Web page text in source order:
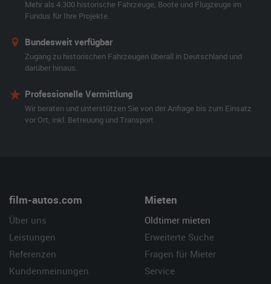
Mehr als 4.300 historische Fahrzeuge, Boote und Flugzeuge im
Fundus für Ihre Projekte.
Bundesweit verfügbar
Zugang zu historischen Fahrzeugen überall in Deutschland und
darüber hinaus.
Professionelle Vermittlung
Wir beraten und unterstützen Sie von der Anfrage bis zum Einsatz
vor Ort, inkl. Betreuung und Transport.
film-autos.com
Über uns
Leistungen
Referenzen
Kundenmeinungen
Mieten
Oldtimer mieten
Erweiterte Suche
Fragen für Mieter
Service